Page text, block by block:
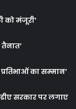
को मंजूरी’
का सम्मान’
सरकार पर लगाए